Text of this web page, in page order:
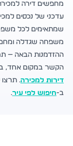
מחפשים דירה
עדכני של נכסים
שמתאימים לכל
משפחה שגדלה
ההזדמנות הבאה —
הקשר במקום אחד,
דירות למכירה. תרצו
ב-חיפוש לפי עיר.